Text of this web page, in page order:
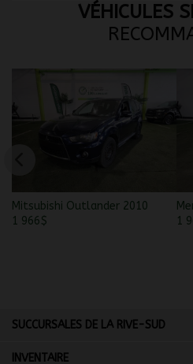
VÉHICULES
Mitsubishi Outlander 2010
1 966$
1
SUCCURSALES DE LA RIVE-SUD
INVENTAIRE